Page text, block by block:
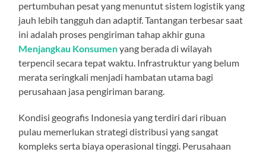
pertumbuhan pesat yang menuntut sistem logistik yang
jauh lebih tangguh dan adaptif. Tantangan terbesar saat
ini adalah proses pengiriman tahap akhir guna
Menjangkau Konsumenyang berada di wilayah
terpencil secara tepat waktu. Infrastruktur yang belum
merata seringkali menjadi hambatan utama bagi
perusahaan jasa pengiriman barang.
Kondisi geografis Indonesia yang terdiri dari ribuan
pulau memerlukan strategi distribusi yang sangat
kompleks serta biaya operasional tinggi. Perusahaan